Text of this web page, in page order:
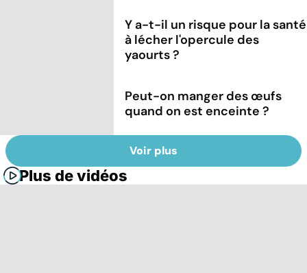
Y a-t-il un risque pour la santé
à lécher l'opercule des
yaourts ?
Peut-on manger des œufs
quand on est enceinte ?
Voir plus
Plus de vidéos